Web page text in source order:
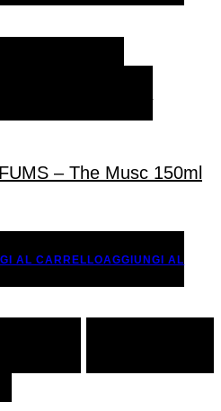
AGGIUNGI AL
– The Musc 150ml
AL CARRELLOAGGIUNGI AL